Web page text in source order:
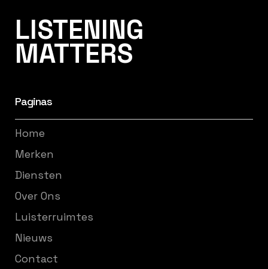
LISTENING
MATTERS
Paginas
Home
Merken
Diensten
Over Ons
Luisterruimtes
Nieuws
Contact